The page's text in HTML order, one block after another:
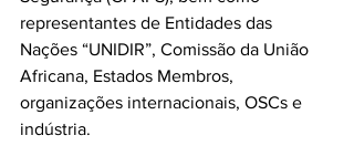
representantes de Entidades das
Nações “UNIDIR”, Comissão da União
Africana, Estados Membros,
organizações internacionais, OSCs e
indústria.